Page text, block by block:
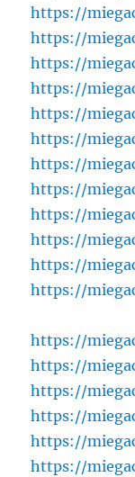
https://
https://
https://
https://
https://
https://
https://
https://
https://
https://
https://
https://
https://
https://
https://
https://
https://
https://